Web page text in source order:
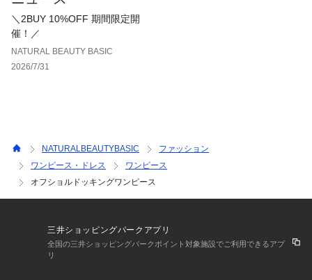
＼2BUY 10%OFF 期間限定開
催！／
NATURAL BEAUTY BASIC
2026/7/31
NATURALBEAUTYBASIC
ファッション
ワンピース・ドレス
ワンピース
オフショルドッキングワンピース
三井ショッピングパークアプリ
全国の三井ショッピングパークポイント対象施設でご利用できるアプ
リ